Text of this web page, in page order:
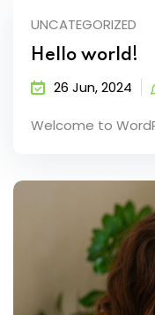
UNCATEGORIZED
Hello world!
26 Jun, 2024
Welcome to